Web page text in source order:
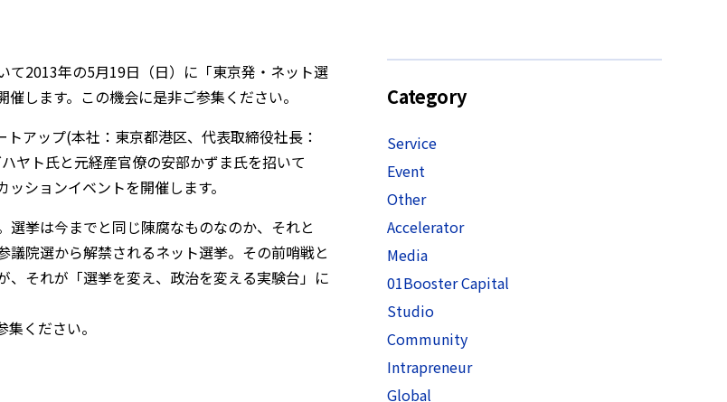
て2013年の5月19日（日）に「東京発・ネット選
します。この機会に是非ご参集ください。
アップ(本社：東京都港区、代表取締役社長：
ヤト氏と元経産官僚の安部かずま氏を招いて
ションイベントを開催します。
挙は今までと同じ陳腐なものなのか、それと
院選から解禁されるネット選挙。その前哨戦と
それが「選挙を変え、政治を変える実験台」に
ください。
Category
Service
Event
Other
Accelerator
Media
01Booster Capital
Studio
Community
Intrapreneur
Global